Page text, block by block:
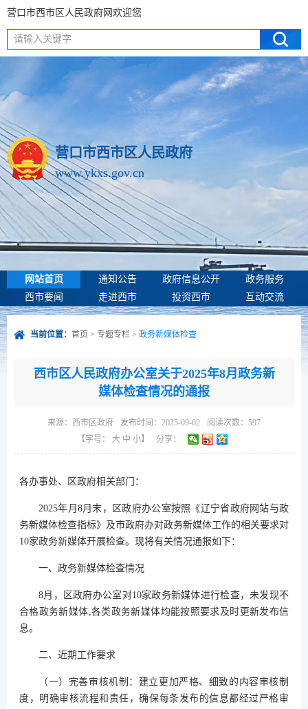
营口市西市区人民政府网欢迎您
请输入关键字
营口市西市区人民政府
www.ykxs.gov.cn
网站首页 通知公告 政府信息公开
政务服务
西市要闻
走进西市 投资西市 互动交流
当前位置： 首页 > 专题专栏 > 政务新媒体检查
西市区人民政府办公室关于2025年8月政务新
媒体检查情况的通报
来源： 西市区政府 发布时间：2025-09-02 阅读次数： 597
【字号： 大 中 小】 分享：
各办事处、区政府相关部门：
2025年月8月末，区政府办公室按照《辽宁省政府网站与政
务新媒体检查指标》及市政府办对政务新媒体工作的相关要求对
10家政务新媒体开展检查。现将有关情况通报如下：
一、政务新媒体检查情况
8月，区政府办公室对10家政务新媒体进行检查，未发现不
合格政务新媒体,各类政务新媒体均能按照要求及时更新发布信
息。
二、近期工作要求
（一）完善审核机制：建立更加严格、细致的内容审核制
度，明确审核流程和责任，确保每条发布的信息都经过严格审